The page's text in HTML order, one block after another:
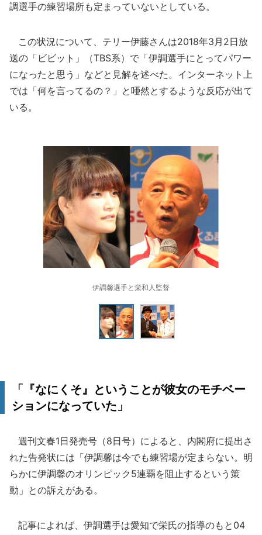
調選手の練習場所も定まっていないとしている。
この状況について、テリー伊藤さんは2018年3月2日放
送の「ビビット」（TBS系）で「伊調選手にとってパワー
になったと思う」などと見解を述べた。インターネット上
では「何を言ってるの？」と唖然とするような反応が出て
いる。
伊調馨選手と栄和人監督
「『なにくそ』ということが彼女のモチベー
ションになっていた」
週刊文春1日発売号（8日号）によると、内閣府に提出さ
れた告発状には「伊調馨は今でも練習場が定まらない。明
らかに伊調馨のオリンピック5連覇を阻止するという策
動」との訴えがある。
記事によれば、伊調選手は愛知で栄氏の指導のもと04